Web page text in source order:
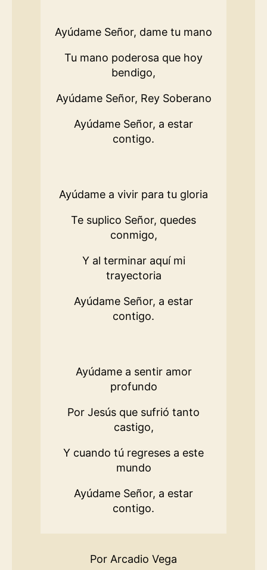
Ayúdame Señor, dame tu mano
Tu mano poderosa que hoy
bendigo,
Ayúdame Señor, Rey Soberano
Ayúdame Señor, a estar
contigo.
Ayúdame a vivir para tu gloria
Te suplico Señor, quedes
conmigo,
Y al terminar aquí mi
trayectoria
Ayúdame Señor, a estar
contigo.
Ayúdame a sentir amor
profundo
Por Jesús que sufrió tanto
castigo,
Y cuando tú regreses a este
mundo
Ayúdame Señor, a estar
contigo.
Por Arcadio Vega